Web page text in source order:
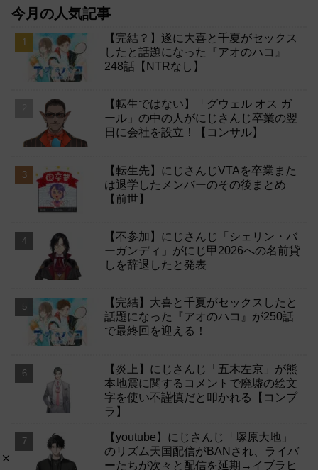
今月の人気記事
【完結？】遂に大喜と千夏がセックス
したと話題になった『アオのハコ』
248話【NTRなし】
【転生ではない】「グウェル オス ガ
ール」の中の人がにじさんじ卒業の翌
日に会社を設立！【コンサル】
【転生先】にじさんじVTAを卒業また
は退学したメンバーのその後まとめ
【前世】
【不参加】にじさんじ「シェリン・バ
ーガンディ」がにじ甲2026への名前貸
しを辞退したと発表
【完結】大喜と千夏がセックスしたと
話題になった『アオのハコ』が250話
で最終回を迎える！
【炎上】にじさんじ「五木左京」が熊
本地震に関するコメントで廃墟の絵文
字を使い不謹慎だと叩かれる【コンプ
ラ】
【youtube】にじさんじ「塚原大地」
のリズム天国配信がBANされ、ライバ
ーたちが次々と配信を延期→イブラヒ